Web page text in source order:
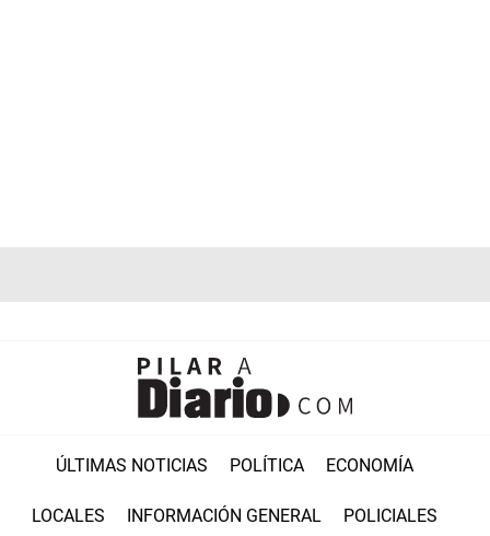
ÚLTIMAS NOTICIAS POLÍTICA ECONOMÍA
LOCALES INFORMACIÓN GENERAL POLICIALES